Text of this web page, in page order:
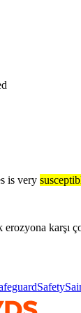
is very
erozyona karşı
Safety